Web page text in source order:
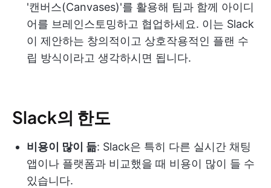
'캔버스(Canvases)'를 활용해 팀과 함께 아이디
어를 브레인스토밍하고 협업하세요. 이는 Slack
이 제안하는 창의적이고 상호작용적인 플랜 수
립 방식이라고 생각하시면 됩니다.
Slack의 한도
비용이 많이 듦: Slack은 특히 다른 실시간 채팅
앱이나 플랫폼과 비교했을 때 비용이 많이 들 수
있습니다.